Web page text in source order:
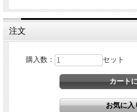
注文
購入数： セット